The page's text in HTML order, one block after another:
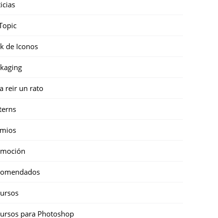
de Iconos
reir un rato
para Photoshop